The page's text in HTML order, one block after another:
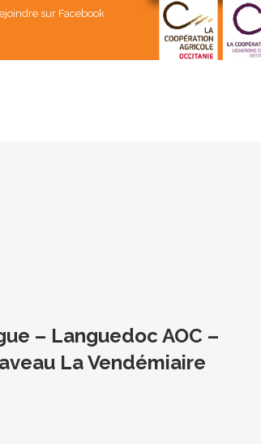
sur Facebook
– Languedoc AOC –
La Vendémiaire